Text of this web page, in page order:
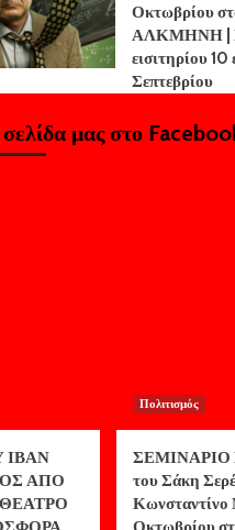
Οκτωβρίου
ΑΛΚΜΗΝΗ |
εισιτηρίου 10
Σεπτεβρίου
μας στο
ΙΒΑΝ
ΑΠΟ
Πολιτισμός
του Σάκη